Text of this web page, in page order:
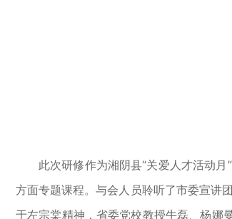
此次研修作为湘阴县“关爱人才活动
方面专题课程。与会人员聆听了市委宣讲
于左宗棠精神，省委党校教授牛磊、杨娜